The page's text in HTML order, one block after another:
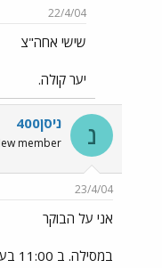
22/4/04
שישי אחה"צ
יער קולה.
נ ניסן400
member
23/4/04
אני על הבוקר
במסילה. ב 11:00 בערך אני חובר לאון באזור קולה / ראש העין .